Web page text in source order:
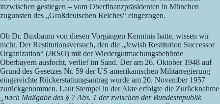
inzwischen gestiegen – vom Oberfinanzpräsidenten in München
zugunsten des „Großdeutschen Reiches“ eingezogen.
Ob Dr. Buxbaum von diesen Vorgängen Kenntnis hatte, wissen wir
nicht. Der Restitutionsversuch, den die „Jewish Restitution Successor
Organization“ (JRSO) mit der Wiedergutmachungsbehörde
Oberbayern ausfocht, verlief im Sand. Der am 26. Oktober 1948 auf
Grund des Gesetzes Nr. 59 der US-amerikanischen Militärregierung
eingereichte Rückerstattungsantrag wurde am 20. November 1957
zurückgenommen. Laut Stempel in der Akte erfolgte die Zurücknahme
„nach Maßgabe des § 7 Abs. 1 der zwischen der Bundesrepublik